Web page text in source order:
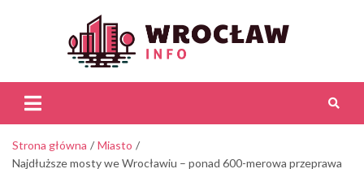
Strona główna
Miasto
Najdłuższe mosty we Wrocławiu – ponad 600-merowa przeprawa